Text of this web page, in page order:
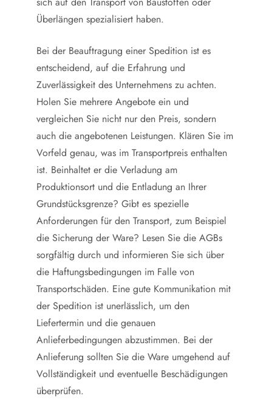
Überlängen spezialisiert haben.
Bei der Beauftragung einer Spedition ist es
entscheidend, auf die Erfahrung und
Zuverlässigkeit des Unternehmens zu achten.
Holen Sie mehrere Angebote ein und
vergleichen Sie nicht nur den Preis, sondern
auch die angebotenen Leistungen. Klären Sie im
Vorfeld genau, was im Transportpreis enthalten
ist. Beinhaltet er die Verladung am
Produktionsort und die Entladung an Ihrer
Grundstücksgrenze? Gibt es spezielle
Anforderungen für den Transport, zum Beispiel
die Sicherung der Ware? Lesen Sie die AGBs
sorgfältig durch und informieren Sie sich über
die Haftungsbedingungen im Falle von
Transportschäden. Eine gute Kommunikation mit
der Spedition ist unerlässlich, um den
Liefertermin und die genauen
Anlieferbedingungen abzustimmen. Bei der
Anlieferung sollten Sie die Ware umgehend auf
Vollständigkeit und eventuelle Beschädigungen
überprüfen.